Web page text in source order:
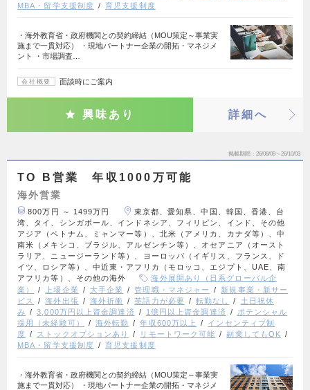
MBA・留学支援制度
育児支援制度
・海外教育省・政府機関との契約締結（MOU策定～事業実
施まで一貫対応） ・現地パートナー企業の開拓・マネジメ
ント ・市場調査…
会社概要 面談時にご案内
興味あり 詳細へ
掲載期間 26/08/09～26/10/03
TO B営業 年収1000万可能
海外営業
800万円 ～ 1499万円
東京都、愛知県、中国、韓国、香港、台
湾、タイ、シンガポール、インドネシア、フィリピン、インド、その他
アジア（ベトナム、ミャンマー等）、北米（アメリカ、カナダ等）、中
南米（メキシコ、ブラジル、アルゼンチン等）、オセアニア（オースト
ラリア、ニュージーランド等）、ヨーロッパ（イギリス、フランス、ド
イツ、ロシア等）、中近東・アフリカ（モロッコ、エジプト、UAE、南
アフリカ等）、その他の海外
海外展開あり（日系グローバル企
業）
上場企業 大手企業 管理職・マネジャー
新規事業・新サー
ビス
海外出張 海外折衝 英語力が必要 転勤なし
土日祝休
み
3,000万円以上資金調達済 1億円以上資金調達済
ポテンシャル
採用（未経験可）
海外転勤 年収600万以上
インセンティブ制
度
ストックオプションあり リモートワーク可能
副業してもOK
MBA・留学支援制度
育児支援制度
・海外教育省・政府機関との契約締結（MOU策定～事業実
施まで一貫対応） ・現地パートナー企業の開拓・マネジメ